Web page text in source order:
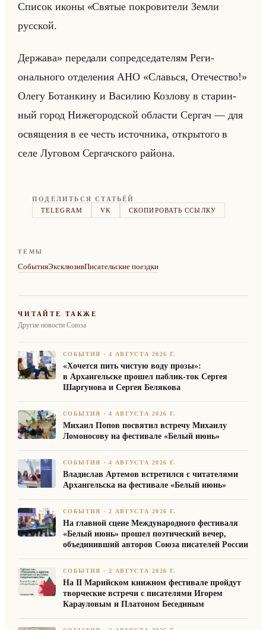
Спи­сок иконы «Святые покровители Земли
русской.
Держава» пе­ре­да­ли со­пред­се­да­те­лям Ре­ги­
онально­го от­де­ле­ния АНО «Славься, Отечество!»
Олегу Бо­тан­ки­ну и Ва­си­лию Коз­ло­ву в ста­рин­
ный город Ни­же­го­род­ской об­ла­сти Сер­гач — для
освя­ще­ния в ее честь ис­точ­ни­ка, от­кры­то­го в
селе Лу­го­вом Сер­гач­ско­го райо­на.
ПОДЕЛИТЬСЯ СТАТЬЁЙ
TELEGRAM
VK СКОПИРОВАТЬ ССЫЛКУ
ТЕМЫ
СобытияЭксклюзивПисательские поездки
ЧИТАЙТЕ ТАКЖЕ
Другие новости Союза
СОБЫТИЯ ·4 АВГУСТА 2026 Г.
«Хочется пить чистую воду прозы»:
в Архангельске прошел паблик-ток Сергея
Шаргунова и Сергея Белякова
СОБЫТИЯ ·4 АВГУСТА 2026 Г.
Михаил Попов посвятил встречу Михаилу
Ломоносову на фестивале «Белый июнь»
СОБЫТИЯ ·4 АВГУСТА 2026 Г.
Владислав Артемов встретился с читателями
Архангельска на фестивале «Белый июнь»
СОБЫТИЯ ·2 АВГУСТА 2026 Г.
На главной сцене Международного фестиваля
«Белый июнь» прошел поэтический вечер,
объединивший авторов Союза писателей России
СОБЫТИЯ ·2 АВГУСТА 2026 Г.
На II Марийском книжном фестивале пройдут
творческие встречи с писателями Игорем
Карауловым и Платоном Бесединым